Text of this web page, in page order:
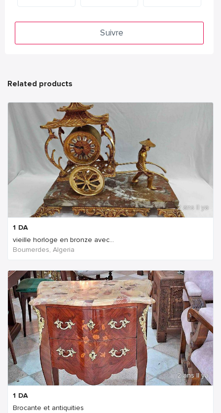
Suivre
Related products
2 ans Il ya
1 DA
vieille horloge en bronze avec...
Boumerdes, Algeria
2 ans Il ya
1 DA
Brocante et antiquities